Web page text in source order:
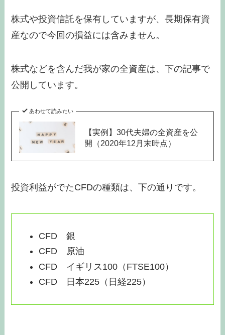
株式や投資信託を保有していますが、長期保有資
産なので今回の損益には含みません。
株式などを含んだ我が家の全資産は、下の記事で
公開しています。
あわせて読みたい
【実例】30代夫婦の全資産を公
開（2020年12月末時点）
投資利益がでたCFDの種類は、下の通りです。
CFD 銀
CFD 原油
CFD イギリス100（FTSE100）
CFD 日本225（日経225）